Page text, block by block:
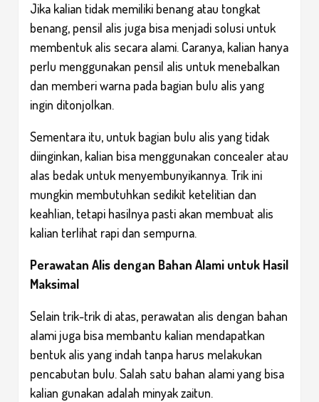
Jika kalian tidak memiliki benang atau tongkat
benang, pensil alis juga bisa menjadi solusi untuk
membentuk alis secara alami. Caranya, kalian hanya
perlu menggunakan pensil alis untuk menebalkan
dan memberi warna pada bagian bulu alis yang
ingin ditonjolkan.
Sementara itu, untuk bagian bulu alis yang tidak
diinginkan, kalian bisa menggunakan concealer atau
alas bedak untuk menyembunyikannya. Trik ini
mungkin membutuhkan sedikit ketelitian dan
keahlian, tetapi hasilnya pasti akan membuat alis
kalian terlihat rapi dan sempurna.
Perawatan Alis dengan Bahan Alami untuk Hasil
Maksimal
Selain trik-trik di atas, perawatan alis dengan bahan
alami juga bisa membantu kalian mendapatkan
bentuk alis yang indah tanpa harus melakukan
pencabutan bulu. Salah satu bahan alami yang bisa
kalian gunakan adalah minyak zaitun.